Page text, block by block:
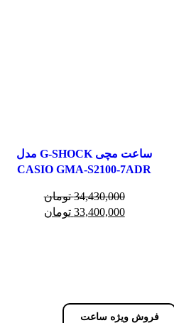
ساعت مچی G-SHOCK مدل
CASIO GMA-S2100-7ADR
34,430,000 تومان
33,400,000 تومان
فروش ویژه ساعت